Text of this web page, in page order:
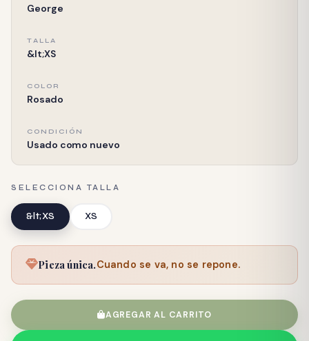
George
TALLA
&lt;XS
COLOR
Rosado
CONDICIÓN
Usado como nuevo
SELECCIONA TALLA
&lt;XS XS
Pieza única.Cuando se va, no se repone.
AGREGAR AL CARRITO